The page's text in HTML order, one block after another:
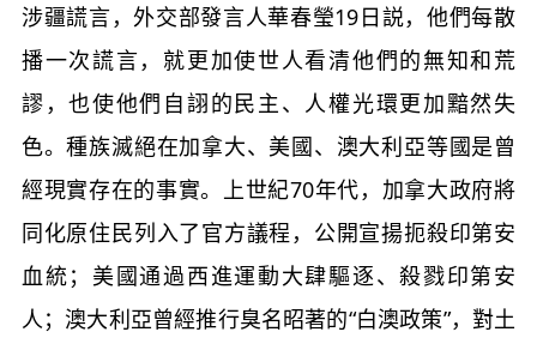
涉疆謊言，外交部發言人華春瑩19日説，他們每散
播一次謊言，就更加使世人看清他們的無知和荒
謬，也使他們自詡的民主、人權光環更加黯然失
色。種族滅絕在加拿大、美國、澳大利亞等國是曾
經現實存在的事實。上世紀70年代，加拿大政府將
同化原住民列入了官方議程，公開宣揚扼殺印第安
血統；美國通過西進運動大肆驅逐、殺戮印第安
人；澳大利亞曾經推行臭名昭著的“白澳政策”，對土